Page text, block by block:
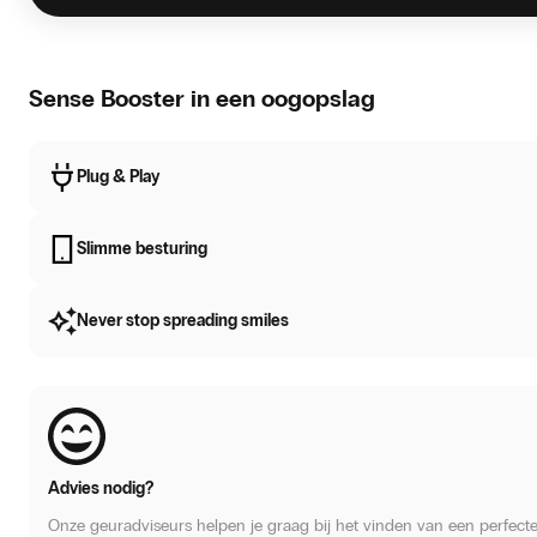
Sense Booster in een oogopslag
Plug & Play
Slimme besturing
Never stop spreading smiles
Advies nodig?
Onze geuradviseurs helpen je graag bij het vinden van een